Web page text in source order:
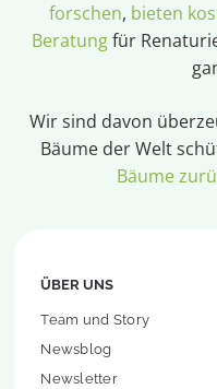
forschen, bieten
Beratungfür
Wir sind davon
Bäume der Welt
Bäume
ÜBER UNS
Team und Story
Newsblog
Newsletter